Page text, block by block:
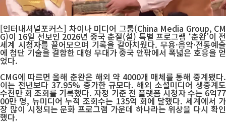
[인터내셔널포커스] 차이나 미디어 그룹(China Media Group, CM
G)이 16일 선보인 2026년 중국 춘절(설) 특별 프로그램 ‘춘완’이 전
세계 시청자를 끌어모으며 기록을 갈아치웠다. 무용·음악·전통예술
에 첨단 기술을 결합한 대형 무대가 중국 안팎에서 폭넓은 호응을 얻
었다.
CMG에 따르면 올해 춘완은 해외 약 4000개 매체를 통해 중계됐다.
이는 전년보다 37.95% 증가한 규모다. 해외 소셜미디어 생중계도
수천만 회 조회를 기록했다. 자정 기준 전 플랫폼 시청자 수는 6억77
00만 명, 뉴미디어 누적 조회수는 135억 회에 달했다. 세계에서 가
장 많이 시청되는 문화 프로그램 가운데 하나라는 위상을 다시 확인
했다.